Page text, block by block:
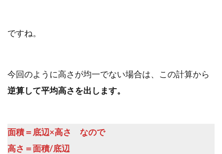
ですね。
今回のように高さが均一でない場合は、この計算から
逆算して平均高さを出します。
面積＝底辺×高さ なので
高さ＝面積/底辺